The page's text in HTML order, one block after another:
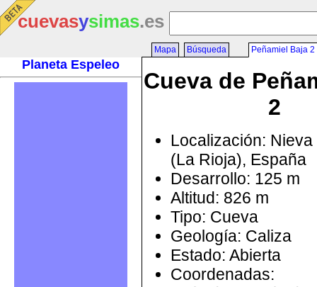
cuevasysimas.es
Planeta Espeleo
Mapa Búsqueda Peñamiel Baja 2
Cueva de
2
Localización:
(La Rioja), España
Desarrollo: 125 m
Altitud: 826 m
Tipo: Cueva
Geología: Caliza
Estado: Abierta
Coordenadas: